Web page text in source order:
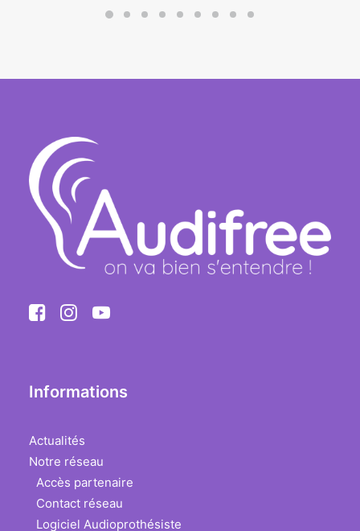
Informations
Actualités
Notre réseau
Accès partenaire
Contact réseau
Logiciel Audioprothésiste